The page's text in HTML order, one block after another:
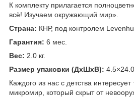
К комплекту прилагается
всё! Изучаем окружающий мир».
Страна: КНР, под контролем
Гарантия: 6 мес.
Вес: 2.0 кг.
Размер упаковки (ДхШхВ):
Каждого из нас с детства
микромир, который скрыт от